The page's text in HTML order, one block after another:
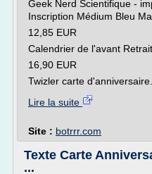
Geek Nerd Scientifique -
Inscription Médium Bleu
12,85 EUR
Calendrier de l'avant
16,90 EUR
Twizler carte d'anniversaire...
Lire la suite
Site : botrrr.com
Texte Carte
...